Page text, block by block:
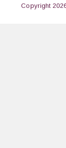
Copyright